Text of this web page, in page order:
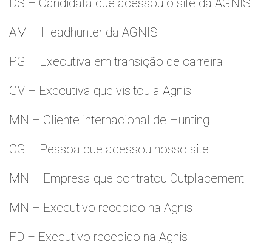
DS – Candidata que acessou o site da AGNIS
AM – Headhunter da AGNIS
PG – Executiva em transição de carreira
GV – Executiva que visitou a Agnis
MN – Cliente internacional de Hunting
CG – Pessoa que acessou nosso site
MN – Empresa que contratou Outplacement
MN – Executivo recebido na Agnis
FD – Executivo recebido na Agnis